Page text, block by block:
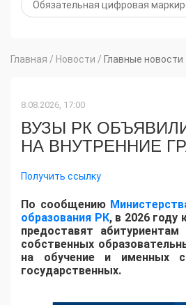
Обязательная цифровая
Главная / Новости / Главные новости
8.08.2026, 17:00
ВУЗЫ РК
НА ВНУТРЕННИЕ
Получить ссылку
По сообщению
образования РК, в 2026 году
предоставят
собственных
на обучение и именных
государственных.